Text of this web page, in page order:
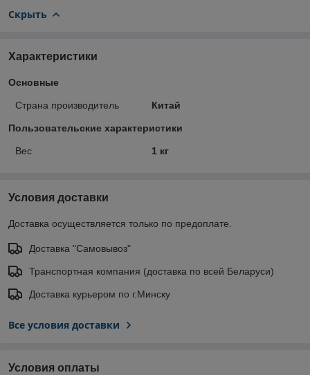
Скрыть
Характеристики
Основные
Страна производитель Китай
Пользовательские характеристики
Вес 1 кг
Условия доставки
Доставка осуществляется только по предоплате.
Доставка "Самовывоз"
Транспортная компания (доставка по всей Беларуси)
Доставка курьером по г.Минску
Все условия доставки
Условия оплаты